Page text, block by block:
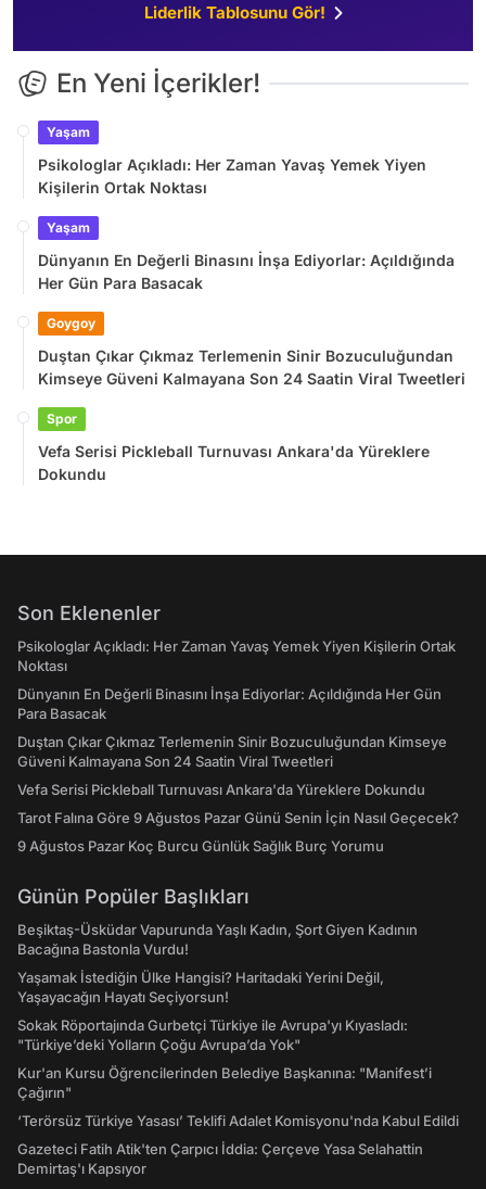
Liderlik Tablosunu Gör!
En Yeni İçerikler!
Yaşam
Psikologlar Açıkladı: Her Zaman Yavaş Yemek Yiyen
Kişilerin Ortak Noktası
Yaşam
Dünyanın En Değerli Binasını İnşa Ediyorlar: Açıldığında
Her Gün Para Basacak
Goygoy
Duştan Çıkar Çıkmaz Terlemenin Sinir Bozuculuğundan
Kimseye Güveni Kalmayana Son 24 Saatin Viral Tweetleri
Spor
Vefa Serisi Pickleball Turnuvası Ankara'da Yüreklere
Dokundu
Son Eklenenler
Psikologlar Açıkladı: Her Zaman Yavaş Yemek Yiyen Kişilerin Ortak
Noktası
Dünyanın En Değerli Binasını İnşa Ediyorlar: Açıldığında Her Gün
Para Basacak
Duştan Çıkar Çıkmaz Terlemenin Sinir Bozuculuğundan Kimseye
Güveni Kalmayana Son 24 Saatin Viral Tweetleri
Vefa Serisi Pickleball Turnuvası Ankara'da Yüreklere Dokundu
Tarot Falına Göre 9 Ağustos Pazar Günü Senin İçin Nasıl Geçecek?
9 Ağustos Pazar Koç Burcu Günlük Sağlık Burç Yorumu
Günün Popüler Başlıkları
Beşiktaş-Üsküdar Vapurunda Yaşlı Kadın, Şort Giyen Kadının
Bacağına Bastonla Vurdu!
Yaşamak İstediğin Ülke Hangisi? Haritadaki Yerini Değil,
Yaşayacağın Hayatı Seçiyorsun!
Sokak Röportajında Gurbetçi Türkiye ile Avrupa'yı Kıyasladı:
"Türkiye’deki Yolların Çoğu Avrupa’da Yok"
Kur'an Kursu Öğrencilerinden Belediye Başkanına: "Manifest’i
Çağırın"
‘Terörsüz Türkiye Yasası’ Teklifi Adalet Komisyonu'nda Kabul Edildi
Gazeteci Fatih Atik'ten Çarpıcı İddia: Çerçeve Yasa Selahattin
Demirtaş'ı Kapsıyor